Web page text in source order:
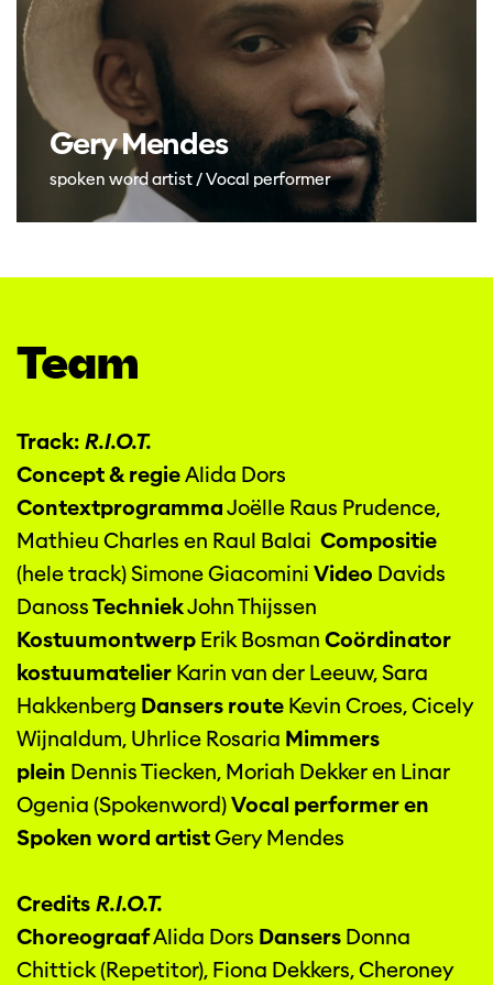
Gery Mendes
spoken word artist / Vocal performer
Team
Track: R.I.O.T.
Concept & regieAlida Dors
ContextprogrammaJoëlle Raus Prudence,
Mathieu Charles en Raul Balai Compositie
(hele track) Simone Giacomini Video Davids
DanossTechniekJohn Thijssen
Kostuumontwerp Erik Bosman Coördinator
kostuumatelier Karin van der Leeuw, Sara
Hakkenberg Dansers route Kevin Croes, Cicely
Wijnaldum, Uhrlice Rosaria Mimmers
plein Dennis Tiecken, Moriah Dekker en Linar
Ogenia (Spokenword)Vocal performer en
Spoken word artistGery Mendes
Credits R.I.O.T.
ChoreograafAlida Dors Dansers Donna
Chittick (Repetitor), Fiona Dekkers, Cheroney